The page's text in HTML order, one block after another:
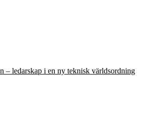
– ledarskap i en ny teknisk världsordning